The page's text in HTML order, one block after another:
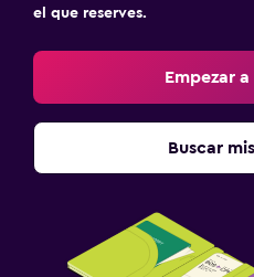
el que reserves.
Empezar a
Buscar